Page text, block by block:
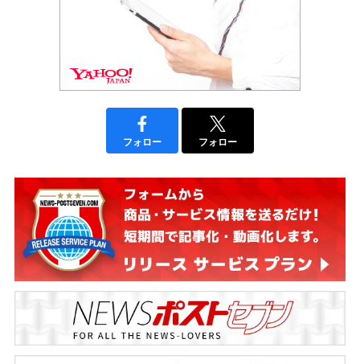
フォロー フォロー